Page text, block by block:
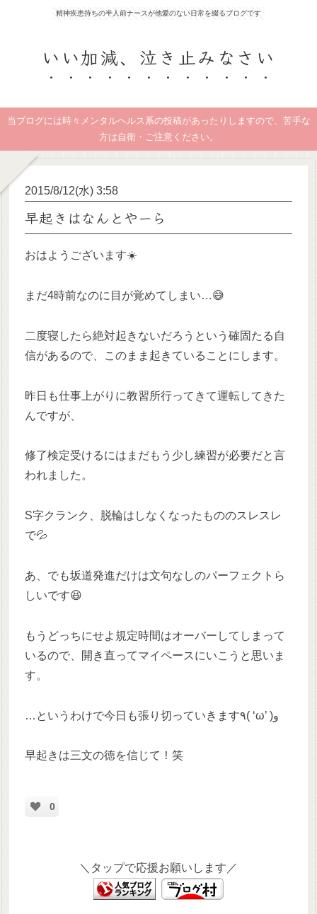
精神疾患持ちの半人前ナースが他愛のない日常を綴るブログです
いい加減、泣き止みなさい
当ブログには時々メンタルヘルス系の投稿があったりしますので、苦手な
方は自衛・ご注意ください。
2015/8/12(水) 3:58
早起きはなんとやーら
おはようございます☀️
まだ4時前なのに目が覚めてしまい…😅
二度寝したら絶対起きないだろうという確固たる自
信があるので、このまま起きていることにします。
昨日も仕事上がりに教習所行ってきて運転してきた
んですが、
修了検定受けるにはまだもう少し練習が必要だと言
われました。
S字クランク、脱輪はしなくなったもののスレスレ
で💦
あ、でも坂道発進だけは文句なしのパーフェクトら
しいです😆
もうどっちにせよ規定時間はオーバーしてしまって
いるので、開き直ってマイペースにいこうと思いま
す。
…というわけで今日も張り切っていきます٩( ‘ω’ )و
早起きは三文の徳を信じて！笑
0
＼タップで応援お願いします／